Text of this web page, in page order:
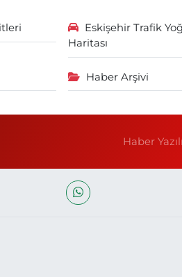
Eskişehir Trafik
Haritası
Haber Arşivi
Haber